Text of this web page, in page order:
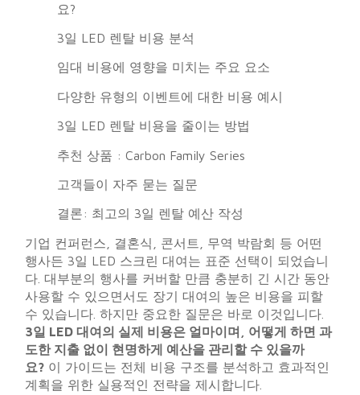
요?
3일 LED 렌탈 비용 분석
임대 비용에 영향을 미치는 주요 요소
다양한 유형의 이벤트에 대한 비용 예시
3일 LED 렌탈 비용을 줄이는 방법
추천 상품 : Carbon Family Series
고객들이 자주 묻는 질문
결론: 최고의 3일 렌탈 예산 작성
기업 컨퍼런스, 결혼식, 콘서트, 무역 박람회 등 어떤
행사든 3일 LED 스크린 대여는 표준 선택이 되었습니
다. 대부분의 행사를 커버할 만큼 충분히 긴 시간 동안
사용할 수 있으면서도 장기 대여의 높은 비용을 피할
수 있습니다. 하지만 중요한 질문은 바로 이것입니다.
3일 LED 대여의 실제 비용은 얼마이며, 어떻게 하면 과
도한 지출 없이 현명하게 예산을 관리할 수 있을까
요?이 가이드는 전체 비용 구조를 분석하고 효과적인
계획을 위한 실용적인 전략을 제시합니다.